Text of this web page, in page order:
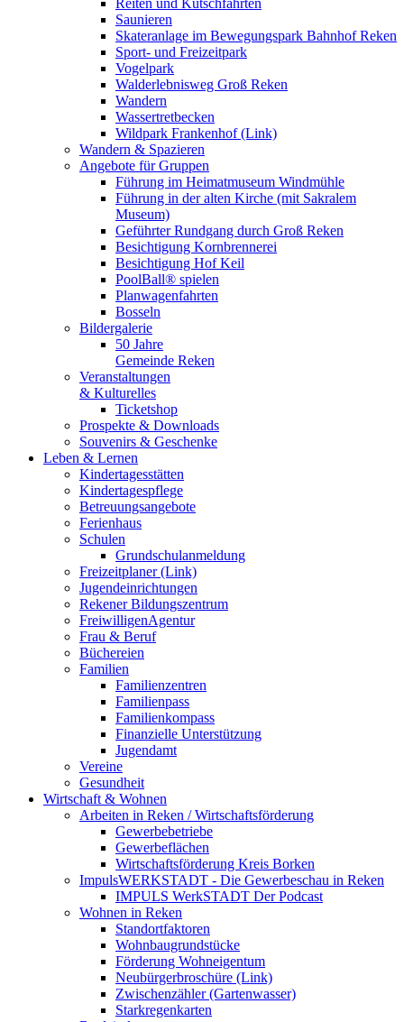
Reiten und Kutschfahrten
Saunieren
Skateranlage im Bewegungspark Bahnhof Reken
Sport- und Freizeitpark
Vogelpark
Walderlebnisweg Groß Reken
Wandern
Wassertretbecken
Wildpark Frankenhof (Link)
Wandern & Spazieren
Angebote für Gruppen
Führung im Heimatmuseum Windmühle
Führung in der alten Kirche (mit Sakralem
Museum)
Geführter Rundgang durch Groß Reken
Besichtigung Kornbrennerei
Besichtigung Hof Keil
PoolBall® spielen
Planwagenfahrten
Bosseln
Bildergalerie
50 Jahre
Gemeinde Reken
Veranstaltungen
& Kulturelles
Ticketshop
Prospekte & Downloads
Souvenirs & Geschenke
Leben & Lernen
Kindertagesstätten
Kindertagespflege
Betreuungsangebote
Ferienhaus
Schulen
Grundschulanmeldung
Freizeitplaner (Link)
Jugendeinrichtungen
Rekener Bildungszentrum
FreiwilligenAgentur
Frau & Beruf
Büchereien
Familien
Familienzentren
Familienpass
Familienkompass
Finanzielle Unterstützung
Jugendamt
Vereine
Gesundheit
Wirtschaft & Wohnen
Arbeiten in Reken / Wirtschaftsförderung
Gewerbebetriebe
Gewerbeflächen
Wirtschaftsförderung Kreis Borken
ImpulsWERKSTADT - Die Gewerbeschau in Reken
IMPULS WerkSTADT Der Podcast
Wohnen in Reken
Standortfaktoren
Wohnbaugrundstücke
Förderung Wohneigentum
Neubürgerbroschüre (Link)
Zwischenzähler (Gartenwasser)
Starkregenkarten